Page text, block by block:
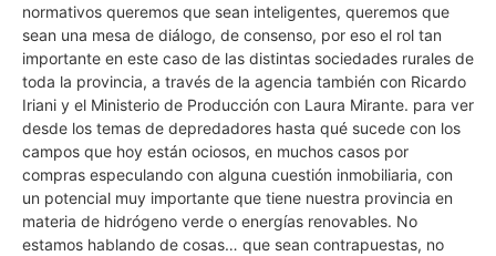
normativos queremos que sean inteligentes, queremos que
sean una mesa de diálogo, de consenso, por eso el rol tan
importante en este caso de las distintas sociedades rurales de
toda la provincia, a través de la agencia también con Ricardo
Iriani y el Ministerio de Producción con Laura Mirante. para ver
desde los temas de depredadores hasta qué sucede con los
campos que hoy están ociosos, en muchos casos por
compras especulando con alguna cuestión inmobiliaria, con
un potencial muy importante que tiene nuestra provincia en
materia de hidrógeno verde o energías renovables. No
estamos hablando de cosas… que sean contrapuestas, no